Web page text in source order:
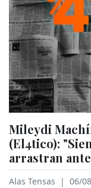
Mileydi
(El4tico):
arrastran
Alas Tensas | 06/